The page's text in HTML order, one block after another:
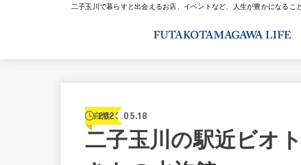
二子玉川で暮らすと出会えるお店、イベントなど、人生が豊かになるこ
自然
2025.05.18
二子玉川の駅近ビオ